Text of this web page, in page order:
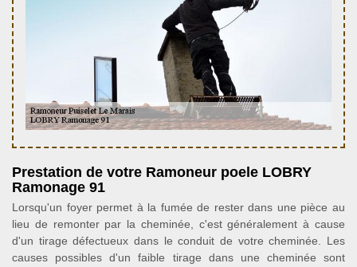
Prestation de votre Ramoneur poele LOBRY
Ramonage 91
Lorsqu'un foyer permet à la fumée de rester dans une pièce au
lieu de remonter par la cheminée, c'est généralement à cause
d'un tirage défectueux dans le conduit de votre cheminée. Les
causes possibles d'un faible tirage dans une cheminée sont